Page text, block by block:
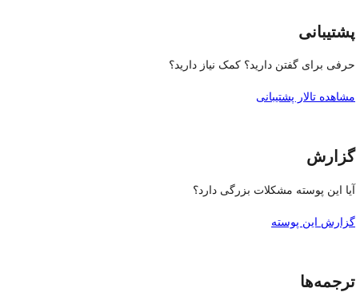
پشتیبانی
حرفی برای گفتن دارید؟ کمک نیاز دارید؟
مشاهده تالار پشتیبانی
گزارش
آیا این پوسته مشکلات بزرگی دارد؟
گزارش این پوسته
ترجمه‌ها